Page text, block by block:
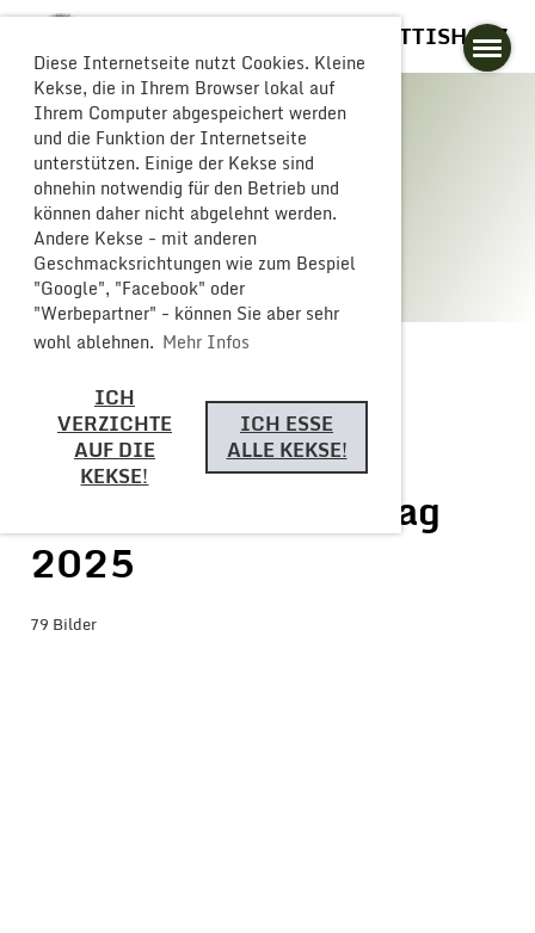
Diese Internetseite nutzt Cookies. Kleine
Kekse, die in Ihrem Browser lokal auf
Ihrem Computer abgespeichert werden
und die Funktion der Internetseite
unterstützen. Einige der Kekse sind
ohnehin notwendig für den Betrieb und
können daher nicht abgelehnt werden.
Andere Kekse - mit anderen
Geschmacksrichtungen wie zum Bespiel
"Google", "Facebook" oder
"Werbepartner" - können Sie aber sehr
wohl ablehnen. Mehr Infos
ICH
VERZICHTE
AUF DIE
KEKSE!
ICH ESSE
ALLE KEKSE!
GLOGGERESCHRÄNZER BUTTISHOLZ
Galerie
Zurück
Eurocarneval Samstag
2025
79 Bilder